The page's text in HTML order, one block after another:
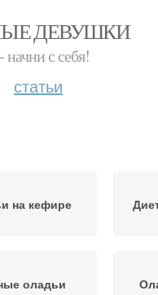
ДЕВУШКИ
с себя!
статьи
на кефире
оладьи